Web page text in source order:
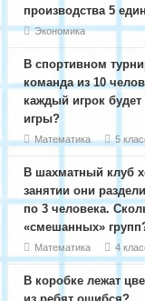
производства 5
Экономика
В спортивном
команда из 10
каждый игрок
игры?
Математика 5
В шахматный клуб
занятии они
по 3 человека.
«смешанных»
Математика 4
В коробке лежат